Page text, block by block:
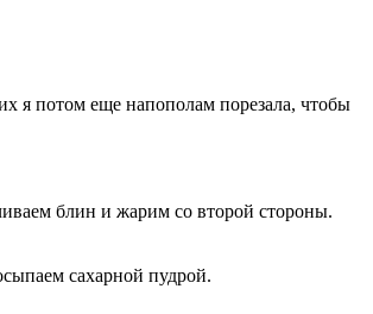
я потом еще напополам порезала, чтобы
блин и жарим со второй стороны.
сахарной пудрой.